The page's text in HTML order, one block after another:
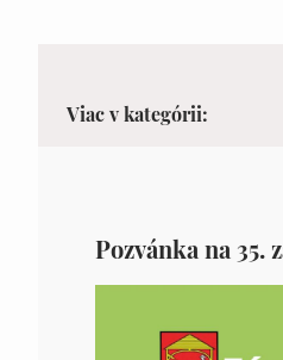
Viac v kategórii: